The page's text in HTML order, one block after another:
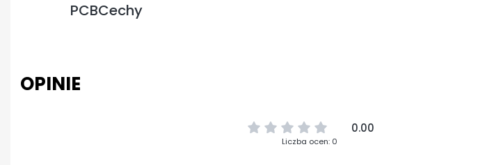
PCBCechy
OPINIE
0.00
Liczba ocen: 0